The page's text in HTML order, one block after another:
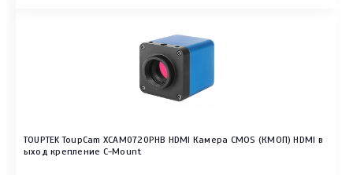
TOUPTEK ToupCam XCAM0720PHB HDMI Камера CMOS (КМОП) HDMI в
ыход крепление C-Mount